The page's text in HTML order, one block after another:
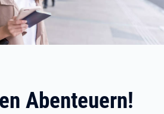
Abenteuern!